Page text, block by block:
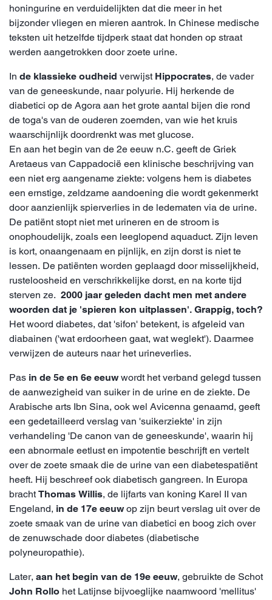
honingurine en verduidelijkten dat die meer in het
bijzonder vliegen en mieren aantrok. In Chinese medische
teksten uit hetzelfde tijdperk staat dat honden op straat
werden aangetrokken door zoete urine.
In de klassieke oudheid verwijstHippocrates, de vader
van de geneeskunde, naar polyurie. Hij herkende de
diabetici op de Agora aan het grote aantal bijen die rond
de toga's van de ouderen zoemden, van wie het kruis
waarschijnlijk doordrenkt was met glucose.
En aan het begin van de 2e eeuw n.C. geeft de Griek
Aretaeus van Cappadocië een klinische beschrijving van
een niet erg aangename ziekte: volgens hem is diabetes
een ernstige, zeldzame aandoening die wordt gekenmerkt
door aanzienlijk spierverlies in de ledematen via de urine.
De patiënt stopt niet met urineren en de stroom is
onophoudelijk, zoals een leeglopend aquaduct. Zijn leven
is kort, onaangenaam en pijnlijk, en zijn dorst is niet te
lessen. De patiënten worden geplaagd door misselijkheid,
rusteloosheid en verschrikkelijke dorst, en na korte tijd
sterven ze. 2000 jaar geleden dacht men met andere
woorden dat je 'spieren kon uitplassen'. Grappig, toch?
Het woord diabetes, dat 'sifon' betekent, is afgeleid van
diabainen ('wat erdoorheen gaat, wat weglekt'). Daarmee
verwijzen de auteurs naar het urineverlies.
Pas in de 5e en 6e eeuwwordt het verband gelegd tussen
de aanwezigheid van suiker in de urine en de ziekte. De
Arabische arts Ibn Sina, ook wel Avicenna genaamd, geeft
een gedetailleerd verslag van 'suikerziekte' in zijn
verhandeling 'De canon van de geneeskunde', waarin hij
een abnormale eetlust en impotentie beschrijft en vertelt
over de zoete smaak die de urine van een diabetespatiënt
heeft. Hij beschreef ook diabetisch gangreen. In Europa
brachtThomas Willis, de lijfarts van koning Karel II van
Engeland, in de 17e eeuwop zijn beurt verslag uit over de
zoete smaak van de urine van diabetici en boog zich over
de zenuwschade door diabetes (diabetische
polyneuropathie).
Later, aan het begin van de 19e eeuw, gebruikte de Schot
John Rollo het Latijnse bijvoeglijke naamwoord 'mellitus'